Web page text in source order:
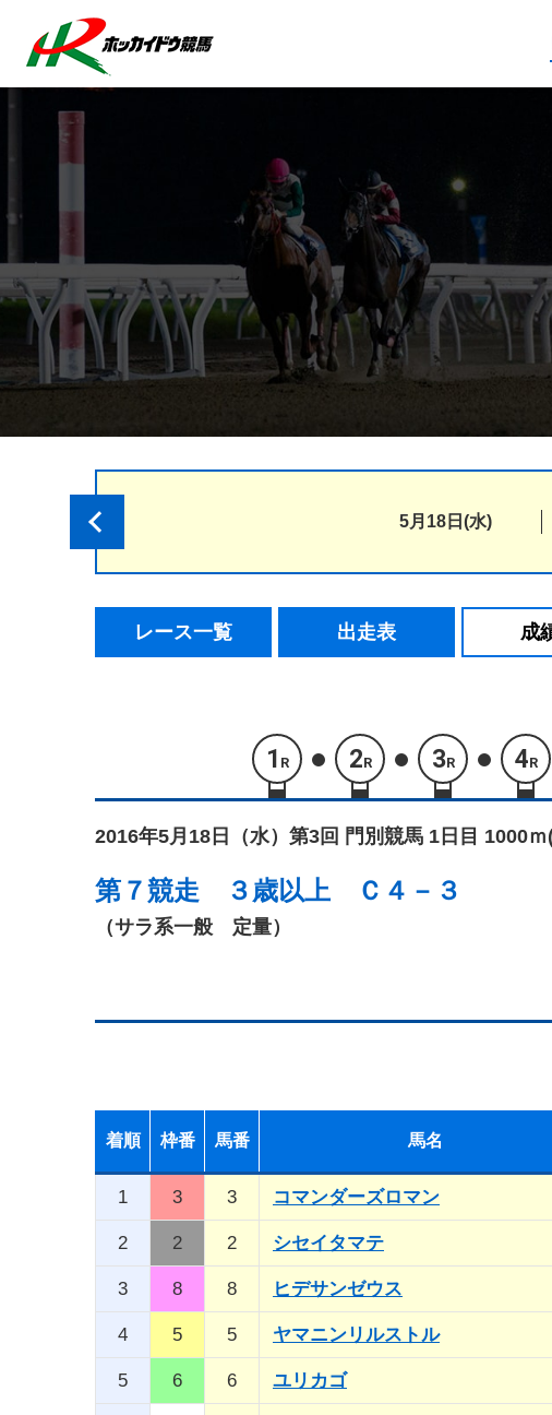
データ
騎
坂
遠
番
5月18日(水)
レース一覧 出走表 成
1 R 2R 3R 4R
2016年5月18日（水） 第3回 門別競馬 1日目 1000
第７競走 ３歳以上 Ｃ４－３
（サラ系一般 定量）
着順 枠番 馬番 馬名
1 3 3 コマンダーズロマン
2 2 2 シセイタマテ
3 8 8 ヒデサンゼウス
4 5 5 ヤマニンリルストル
5 6 6 ユリカゴ